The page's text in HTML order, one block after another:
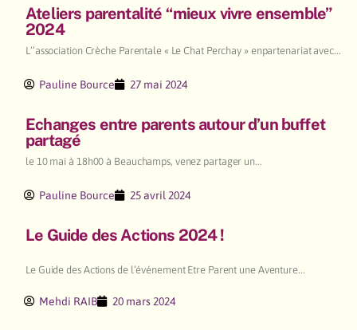
Ateliers parentalité “mieux vivre ensemble”
2024
L’’association Crèche Parentale « Le Chat Perchay » enpartenariat avec...
Pauline Bource 27 mai 2024
Echanges entre parents autour d’un buffet
partagé
le 10 mai à 18h00 à Beauchamps, venez partager un...
Pauline Bource 25 avril 2024
Le Guide des Actions 2024 !
Le Guide des Actions de l’événement Etre Parent une Aventure...
Mehdi RAIB 20 mars 2024